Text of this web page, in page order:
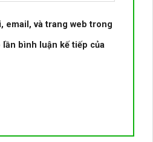
email, và trang web trong
bình luận kế tiếp của